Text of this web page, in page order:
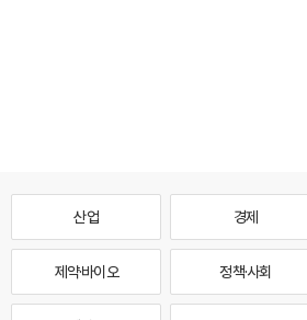
산업 경제
제약·바이오 정책·사회